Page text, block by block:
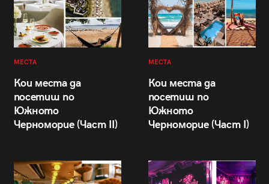
МЕСТА
Кои места да
посетиш по
Южното
Черноморие (Част II)
МЕСТА
Кои места да
посетиш по
Южното
Черноморие (Част I)